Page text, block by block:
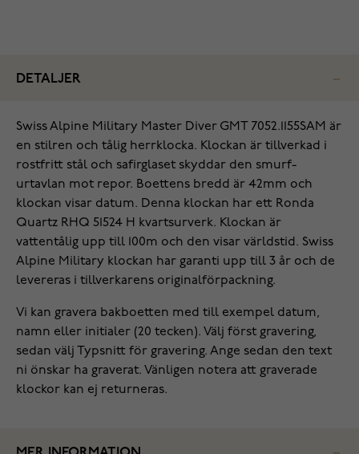
DETALJER
Swiss Alpine Military Master Diver GMT 7052.1155SAM är
en stilren och tålig herrklocka. Klockan är tillverkad i
rostfritt stål och safirglaset skyddar den smurf-
urtavlan mot repor. Boettens bredd är 42mm och
klockan visar datum. Denna klockan har ett Ronda
Quartz RHQ 51524 H kvartsurverk. Klockan är
vattentålig upp till 100m och den visar världstid. Swiss
Alpine Military klockan har garanti upp till 3 år och de
levereras i tillverkarens originalförpackning.
Vi kan gravera bakboetten med till exempel datum,
namn eller initialer (20 tecken). Välj först gravering,
sedan välj Typsnitt för gravering. Ange sedan den text
ni önskar ha graverat. Vänligen notera att graverade
klockor kan ej returneras.